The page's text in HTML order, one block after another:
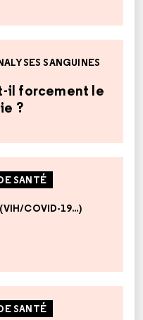
SANGUINES
il forcement le
?
SANTÉ
COVID-19...)
SANTÉ